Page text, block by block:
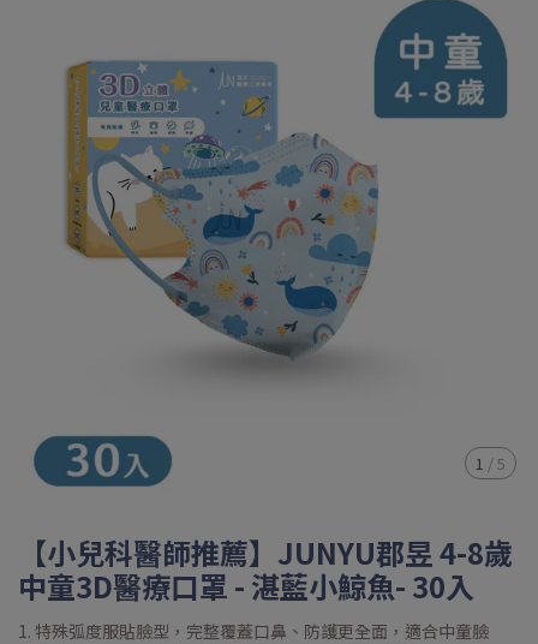
1 /5
【小兒科醫師推薦】JUNYU郡昱 4-8歲
中童3D醫療口罩 - 湛藍小鯨魚- 30入
1. 特殊弧度服貼臉型，完整覆蓋口鼻、防護更全面，適合中童臉